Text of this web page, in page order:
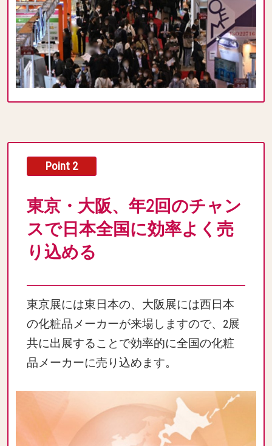
Point 2
東京・大阪、年2回のチャン
スで日本全国に効率よく売
り込める
東京展には東日本の、大阪展には西日本
の化粧品メーカーが来場しますので、2展
共に出展することで効率的に全国の化粧
品メーカーに売り込めます。